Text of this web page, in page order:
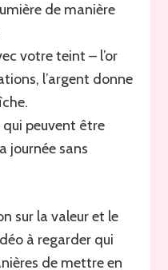
de manière
votre teint – l’or
l’argent donne
qui peuvent être
journée sans
sur la valeur et le
à regarder qui
de mettre en